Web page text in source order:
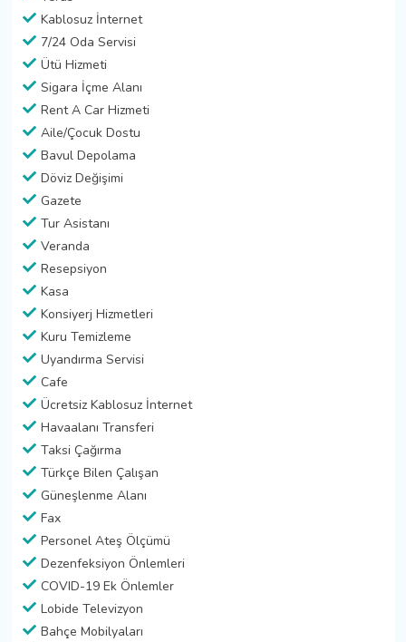
Kablosuz İnternet
7/24 Oda Servisi
Ütü Hizmeti
Sigara İçme Alanı
Rent A Car Hizmeti
Aile/Çocuk Dostu
Bavul Depolama
Döviz Değişimi
Gazete
Tur Asistanı
Veranda
Resepsiyon
Kasa
Konsiyerj Hizmetleri
Kuru Temizleme
Uyandırma Servisi
Cafe
Ücretsiz Kablosuz İnternet
Havaalanı Transferi
Taksi Çağırma
Türkçe Bilen Çalışan
Güneşlenme Alanı
Fax
Personel Ateş Ölçümü
Dezenfeksiyon Önlemleri
COVID-19 Ek Önlemler
Lobide Televizyon
Bahçe Mobilyaları